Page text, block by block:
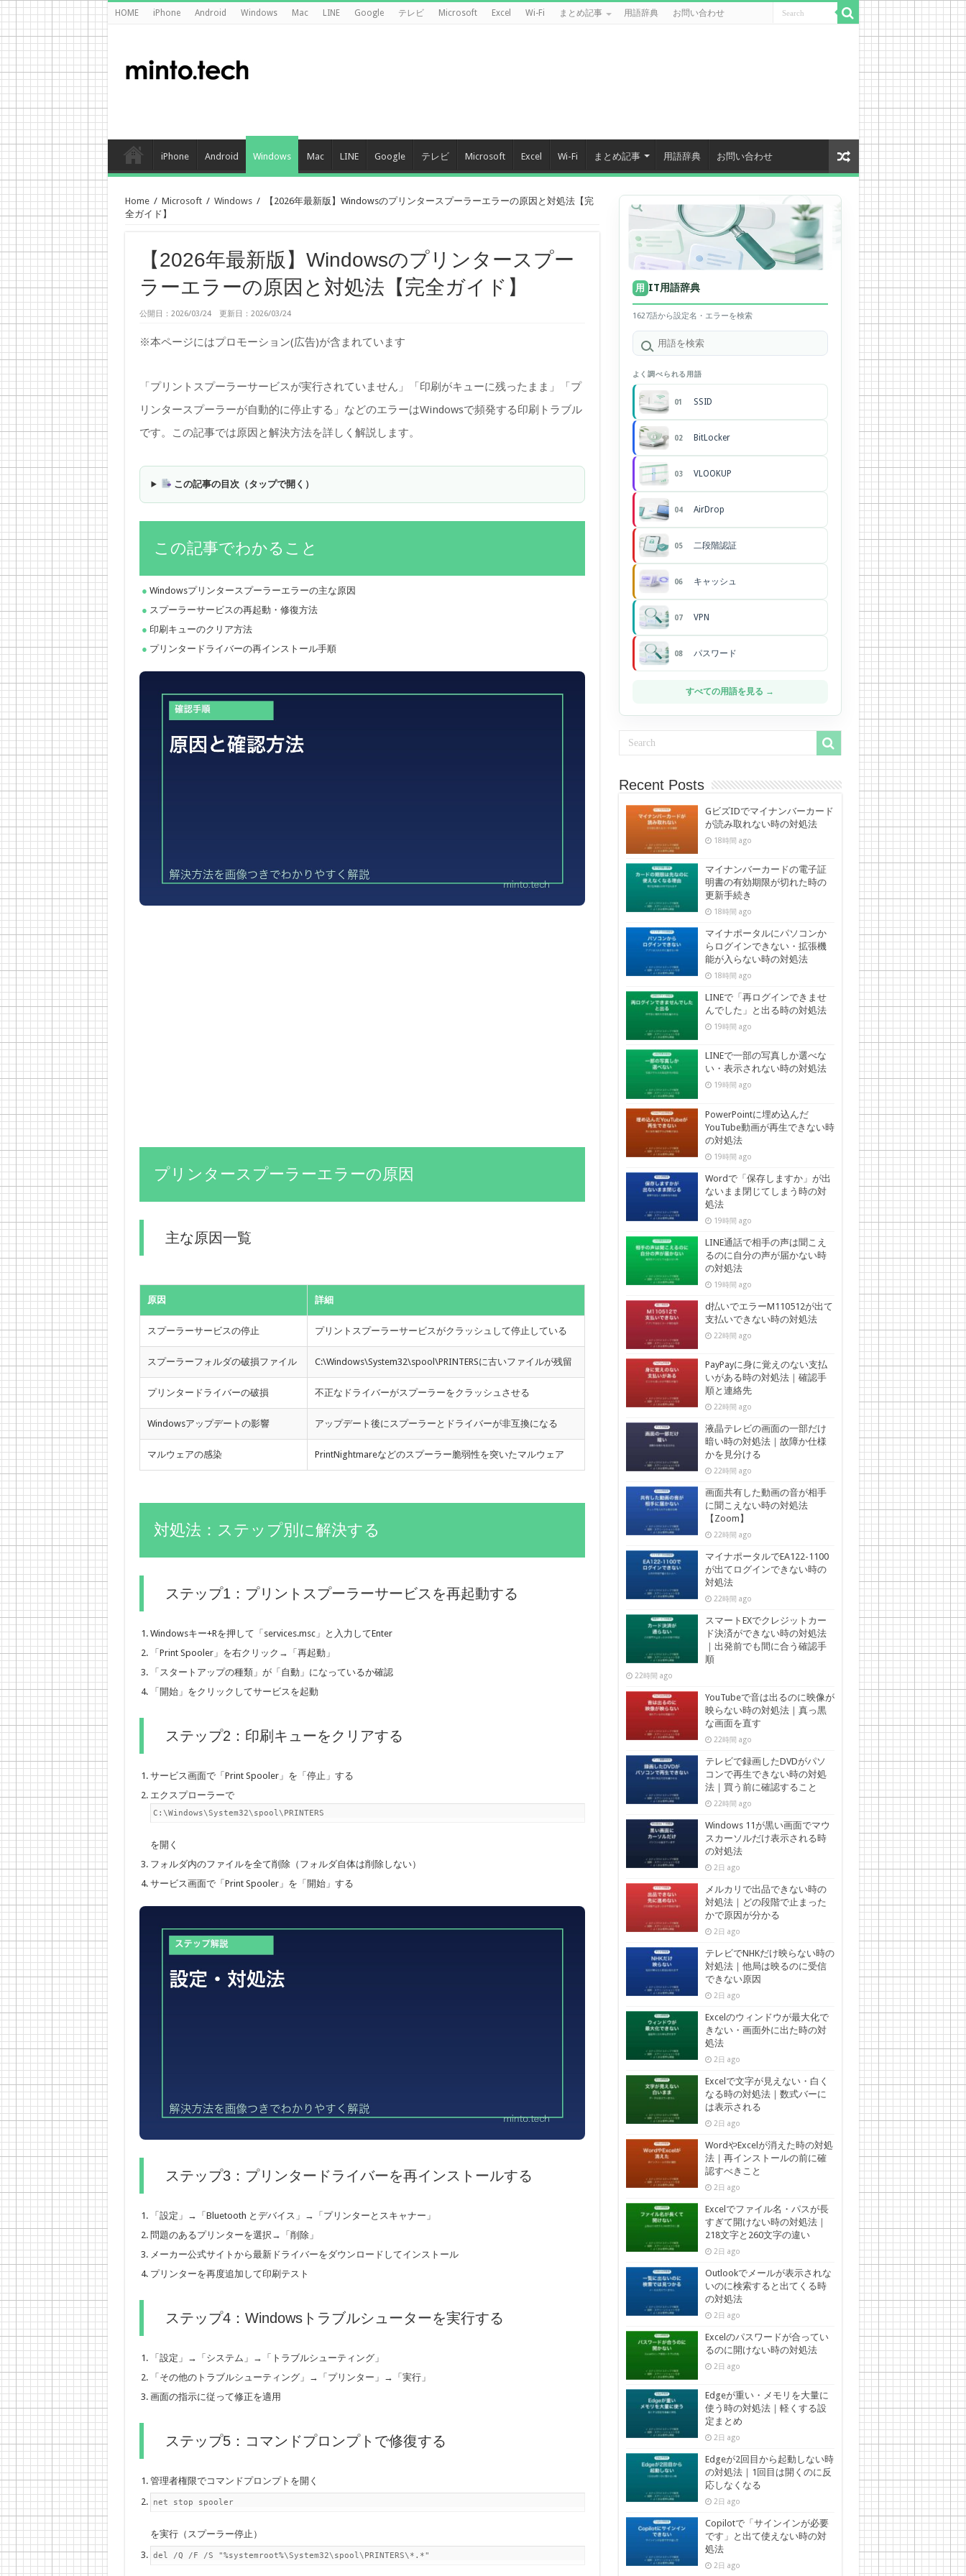
HOME iPhone Android Windows Mac LINE Google テレビ Microsoft Excel Wi-Fi まとめ記事 用語辞典 お問い合わせ
iPhone Android Windows Mac LINE Google テレビ Microsoft Excel Wi-Fi まとめ記事 用語辞典 お問い合わせ
Home / Microsoft / Windows /
【2026年最新版】Windowsのプリンタースプーラーエラーの原因と対処法【完
全ガイド】
【2026年最新版】Windowsのプリンタースプー
ラーエラーの原因と対処法【完全ガイド】
公開日：2026/03/24 更新日：2026/03/24
※本ページにはプロモーション(広告)が含まれています
「プリントスプーラーサービスが実行されていません」「印刷がキューに残ったまま」「プ
リンタースプーラーが自動的に停止する」などのエラーはWindowsで頻発する印刷トラブル
です。この記事では原因と解決方法を詳しく解説します。
この記事の目次（タップで開く）
この記事でわかること
Windowsプリンタースプーラーエラーの主な原因
スプーラーサービスの再起動・修復方法
印刷キューのクリア方法
プリンタードライバーの再インストール手順
プリンタースプーラーエラーの原因
主な原因一覧
原因 詳細
スプーラーサービスの停止 プリントスプーラーサービスがクラッシュして停止している
スプーラーフォルダの破損ファイル C:\Windows\System32\spool\PRINTERSに古いファイルが残留
プリンタードライバーの破損 不正なドライバーがスプーラーをクラッシュさせる
Windowsアップデートの影響 アップデート後にスプーラーとドライバーが非互換になる
マルウェアの感染 PrintNightmareなどのスプーラー脆弱性を突いたマルウェア
対処法：ステップ別に解決する
ステップ1：プリントスプーラーサービスを再起動する
Windowsキー+Rを押して「services.msc」と入力してEnter
「Print Spooler」を右クリック→「再起動」
「スタートアップの種類」が「自動」になっているか確認
「開始」をクリックしてサービスを起動
ステップ2：印刷キューをクリアする
サービス画面で「Print Spooler」を「停止」する
エクスプローラーで
C:\Windows\System32\spool\PRINTERS
を開く
フォルダ内のファイルを全て削除（フォルダ自体は削除しない）
サービス画面で「Print Spooler」を「開始」する
ステップ3：プリンタードライバーを再インストールする
「設定」→「Bluetooth とデバイス」→「プリンターとスキャナー」
問題のあるプリンターを選択→「削除」
メーカー公式サイトから最新ドライバーをダウンロードしてインストール
プリンターを再度追加して印刷テスト
ステップ4：Windowsトラブルシューターを実行する
「設定」→「システム」→「トラブルシューティング」
「その他のトラブルシューティング」→「プリンター」→「実行」
画面の指示に従って修正を適用
ステップ5：コマンドプロンプトで修復する
管理者権限でコマンドプロンプトを開く
net stop spooler
を実行（スプーラー停止）
del /Q /F /S "%systemroot%\System32\spool\PRINTERS\*.*"
用 IT用語辞典
1627語から設定名・エラーを検索
よく調べられる用語
01 SSID
02 BitLocker
03 VLOOKUP
04 AirDrop
05 二段階認証
06 キャッシュ
07 VPN
08 パスワード
すべての用語を見る →
Recent Posts
GビズIDでマイナンバーカード
が読み取れない時の対処法
18時間 ago
マイナンバーカードの電子証
明書の有効期限が切れた時の
更新手続き
18時間 ago
マイナポータルにパソコンか
らログインできない・拡張機
能が入らない時の対処法
18時間 ago
LINEで「再ログインできませ
んでした」と出る時の対処法
19時間 ago
LINEで一部の写真しか選べな
い・表示されない時の対処法
19時間 ago
PowerPointに埋め込んだ
YouTube動画が再生できない時
の対処法
19時間 ago
Wordで「保存しますか」が出
ないまま閉じてしまう時の対
処法
19時間 ago
LINE通話で相手の声は聞こえ
るのに自分の声が届かない時
の対処法
19時間 ago
d払いでエラーM110512が出て
支払いできない時の対処法
22時間 ago
PayPayに身に覚えのない支払
いがある時の対処法｜確認手
順と連絡先
22時間 ago
液晶テレビの画面の一部だけ
暗い時の対処法｜故障か仕様
かを見分ける
22時間 ago
画面共有した動画の音が相手
に聞こえない時の対処法
【Zoom】
22時間 ago
マイナポータルでEA122-1100
が出てログインできない時の
対処法
22時間 ago
スマートEXでクレジットカー
ド決済ができない時の対処法
｜出発前でも間に合う確認手
順
22時間 ago
YouTubeで音は出るのに映像が
映らない時の対処法｜真っ黒
な画面を直す
22時間 ago
テレビで録画したDVDがパソ
コンで再生できない時の対処
法｜買う前に確認すること
22時間 ago
Windows 11が黒い画面でマウ
スカーソルだけ表示される時
の対処法
2日 ago
メルカリで出品できない時の
対処法｜どの段階で止まった
かで原因が分かる
2日 ago
テレビでNHKだけ映らない時の
対処法｜他局は映るのに受信
できない原因
2日 ago
Excelのウィンドウが最大化で
きない・画面外に出た時の対
処法
2日 ago
Excelで文字が見えない・白く
なる時の対処法｜数式バーに
は表示される
2日 ago
WordやExcelが消えた時の対処
法｜再インストールの前に確
認すべきこと
2日 ago
Excelでファイル名・パスが長
すぎて開けない時の対処法｜
218文字と260文字の違い
2日 ago
Outlookでメールが表示されな
いのに検索すると出てくる時
の対処法
2日 ago
Excelのパスワードが合ってい
るのに開けない時の対処法
2日 ago
Edgeが重い・メモリを大量に
使う時の対処法｜軽くする設
定まとめ
2日 ago
Edgeが2回目から起動しない時
の対処法｜1回目は開くのに反
応しなくなる
2日 ago
Copilotで「サインインが必要
です」と出て使えない時の対
処法
2日 ago